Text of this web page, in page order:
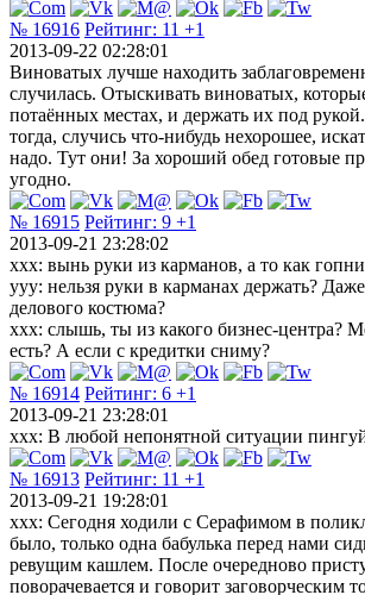
№ 16916 Рейтинг: 11 +1
2013-09-22 02:28:01
Виноватых лучше находить
случилась. Отыскивать виноватых,
потаённых местах, и держать их под
тогда, случись что-нибудь нехорошее,
надо. Тут они! За хороший обед готовые
угодно.
№ 16915 Рейтинг: 9 +1
2013-09-21 23:28:02
xxx: вынь руки из карманов, а то как
yyy: нельзя руки в карманах держать?
делового костюма?
xxx: слышь, ты из какого бизнес-центра?
есть? А если с кредитки сниму?
№ 16914 Рейтинг: 6 +1
2013-09-21 23:28:01
xxx: В любой непонятной ситуации
№ 16913 Рейтинг: 11 +1
2013-09-21 19:28:01
xxx: Сегодня ходили с Серафимом в
было, только одна бабулька перед нами
ревущим кашлем. После очередново
поворачевается и говорит заговорческим